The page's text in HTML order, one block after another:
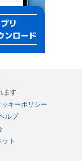
ます
ッキーポリシー
ルプ
ト